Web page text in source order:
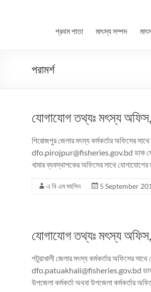
প্রথম পাতা মাৎস্য সম্পদ
পরামর্শ
যোগাযোগ তথ্যঃ মৎস্য
পিরোজপুর জেলার মৎস্য কর্মকর্তার অফিসের
dfo.pirojpur@fisheries.gov.bd ডাক
খামার ব্যবস্থাপকের অফিসের সাথে যোগাযোগের
এ বি এম মহসিন 5 September
যোগাযোগ তথ্যঃ মৎস্য অফিস,
পটুয়াখালী জেলার মৎস্য কর্মকর্তার অফিসের
dfo.patuakhali@fisheries.gov.bd ডাক
উপজেলা কর্মকর্তা অথবা উপজেলা কর্মকর্তার